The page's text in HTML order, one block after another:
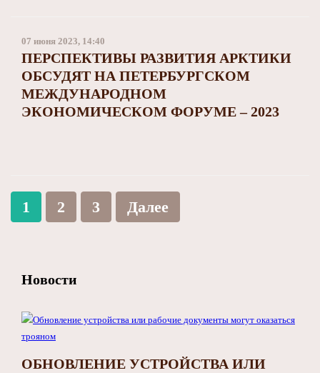
07 июня 2023, 14:40
ПЕРСПЕКТИВЫ РАЗВИТИЯ АРКТИКИ
ОБСУДЯТ НА ПЕТЕРБУРГСКОМ
МЕЖДУНАРОДНОМ
ЭКОНОМИЧЕСКОМ ФОРУМЕ – 2023
1 2 3 Далее
Новости
ОБНОВЛЕНИЕ УСТРОЙСТВА ИЛИ